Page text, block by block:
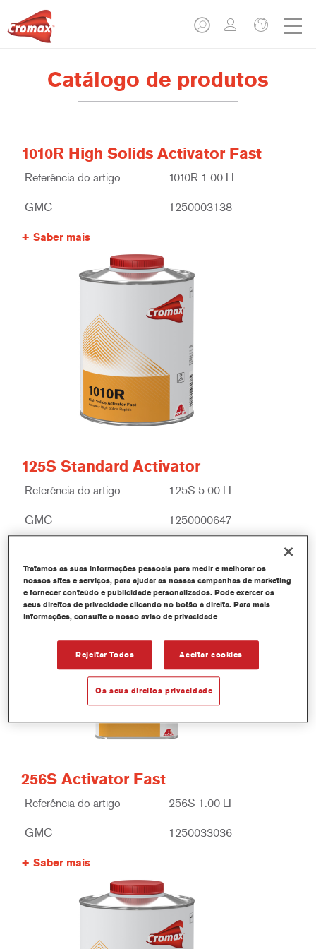
Catálogo de produtos
1010R High Solids Activator Fast
Referência do artigo 1010R 1.00 LI
GMC 1250003138
Saber mais
125S Standard Activator
Referência do artigo 125S 5.00 LI
GMC 1250000647
256S Activator Fast
Referência do artigo 256S 1.00 LI
GMC 1250033036
Saber mais
Tratamos as suas informações pessoais para medir e melhorar os
nossos sites e serviços, para ajudar as nossas campanhas de marketing
e fornecer conteúdo e publicidade personalizados. Pode exercer os
seus direitos de privacidade clicando no botão à direita. Para mais
informações, consulte o nosso aviso de privacidade
Rejeitar Todos Aceitar cookies
Os seus direitos privacidade